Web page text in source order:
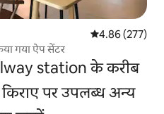
औसत रेटिंग 5 में से
4.86 (277)
गया ऐप सेंटर
station के करीब
किराए पर उपलब्ध अन्य